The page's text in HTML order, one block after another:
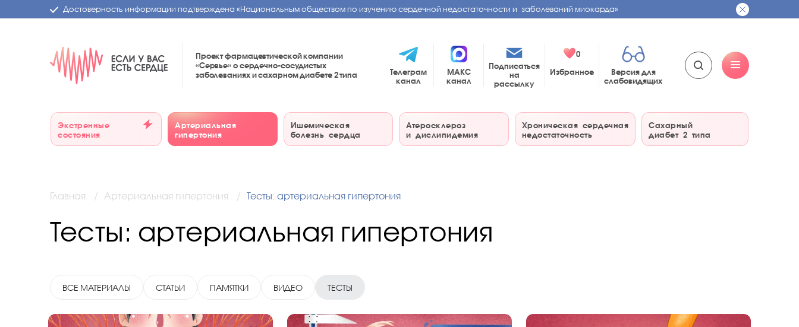
Достоверность информации подтверждена «Национальным обществом по изучению сердечной недостаточности и заболеваний миокарда»
Проект фармацевтической компании
«Сервье»о сердечно-сосудистых
заболеваниях и сахарном диабете2 типа
Телеграм
канал
МАКС
канал
Подписаться
на
рассылку
0
Избранное
Версия для
слабовидящих
Экстренные
состояния
Артериальная
гипертония
Ишемическая
болезнь сердца
Атеросклероз
и дислипидемия
Хроническая сердечная
недостаточность
Сахарный
диабет 2 типа
Главная Артериальная гипертония Тесты: артериальная гипертония
Тесты: артериальная гипертония
ВСЕ МАТЕРИАЛЫ СТАТЬИ ПАМЯТКИ ВИДЕО ТЕСТЫ